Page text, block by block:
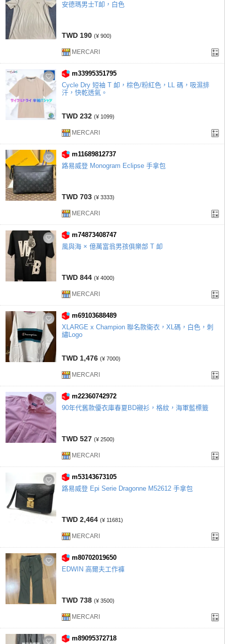
安德瑪男士T卹，白色
TWD 190 (¥ 900)
MERCARI
m33995351795
Cycle Dry 短袖 T 卹，棕色/粉紅色，LL 碼，吸濕排
汗，快乾透氣。
TWD 232 (¥ 1099)
MERCARI
m11689812737
路易威登 Monogram Eclipse 手拿包
TWD 703 (¥ 3333)
MERCARI
m74873408747
風與海 × 億萬富翁男孩俱樂部 T 卹
TWD 844 (¥ 4000)
MERCARI
m69103688489
XLARGE x Champion 聯名款衛衣，XL碼，白色，刺
繡Logo
TWD 1,476 (¥ 7000)
MERCARI
m22360742972
90年代舊款優衣庫春夏BD襯衫，格紋，海軍藍標籤
TWD 527 (¥ 2500)
MERCARI
m53143673105
路易威登 Epi Serie Dragonne M52612 手拿包
TWD 2,464 (¥ 11681)
MERCARI
m80702019650
EDWIN 高爾夫工作褲
TWD 738 (¥ 3500)
MERCARI
m89095372718